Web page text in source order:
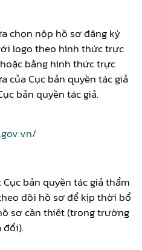
chọn nộp hồ sơ đăng ký
logo theo hình thức trực
bằng hình thức trực
của Cục bản quyền tác giả
bản quyền tác giả.
/
bản quyền tác giả thẩm
dõi hồ sơ để kịp thời bổ
sơ cần thiết (trong trường
đổi).